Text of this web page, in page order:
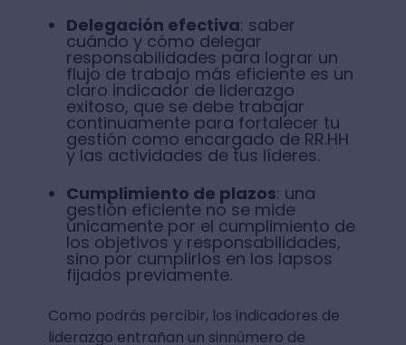
Delegación efectiva: saber
cuándo y cómo delegar
responsabilidades para lograr un
flujo de trabajo más eficiente es un
claro indicador de liderazgo
exitoso, que se debe trabajar
continuamente para fortalecer tu
gestión como encargado de RR.HH
y las actividades de tus líderes.
Cumplimiento de plazos: una
gestión eficiente no se mide
únicamente por el cumplimiento de
los objetivos y responsabilidades,
sino por cumplirlos en los lapsos
fijados previamente.
Como podrás percibir, los indicadores de
liderazgo entrañan un sinnúmero de